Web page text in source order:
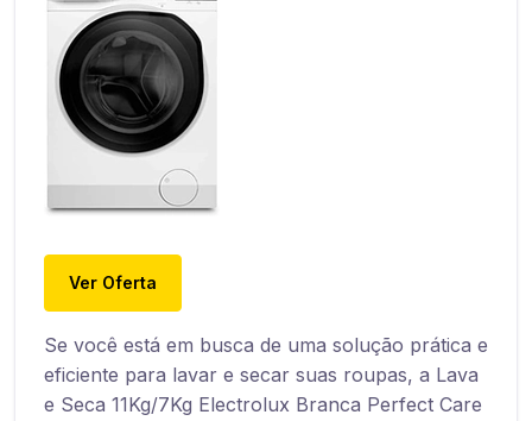
Ver Oferta
Se você está em busca de uma solução prática e
eficiente para lavar e secar suas roupas, a Lava
e Seca 11Kg/7Kg Electrolux Branca Perfect Care